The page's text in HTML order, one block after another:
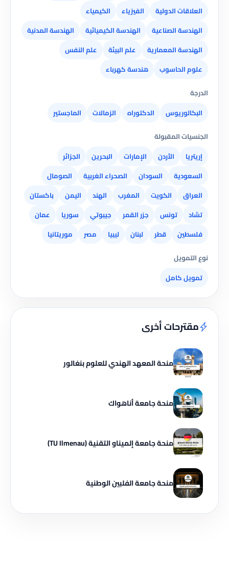
العلاقات الدولية
الفيزياء
الكيمياء
الهندسة الصناعية
الهندسة الكيميائية
الهندسة المدنية
الهندسة المعمارية
علم البيئة
علم النفس
علوم الحاسوب
هندسة كهرباء
الدرجة
البكالوريوس
الدكتوراه الزمالات
الماجستير
الجنسيات المقبولة
إريتريا
الأردن الإمارات البحرين
الجزائر
السعودية
السودان الصحراء الغربية
الصومال
العراق
الكويت المغرب الهند اليمن
باكستان
تشاد
تونس جزر القمر جيبوتي سوريا
عمان
فلسطين
قطر لبنان ليبيا مصر
موريتانيا
نوع التمويل
تمويل كامل
مقترحات أخرى
منحة المعهد الهندي للعلوم بنغالور
منحة جامعة أناهواك
منحة جامعة إلميناو التقنية (TU Ilmenau)
منحة جامعة الفلبين الوطنية